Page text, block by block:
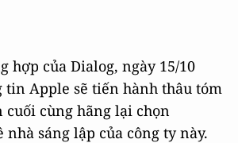
hợp của Dialog, ngày 15/10
tin Apple sẽ tiến hành thâu tóm
cùng hãng lại chọn
sáng lập của công ty này.